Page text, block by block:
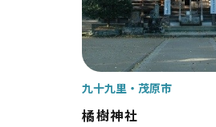
船橋市
習志野市
八千代市
浦安市
橘樹神社
九十九里 茂原市